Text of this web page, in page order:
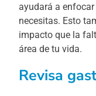
ayudará a
necesitas. Esto
impacto que la
área de tu vida.
Revisa